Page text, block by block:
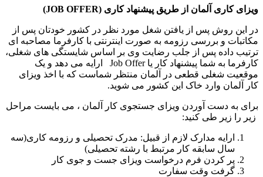
ویزای کاری آلمان از طریق پیشنهاد کاری (JOB OFFER)
در این روش پس از یافتن شغل مورد نظر در کشور خودتان پس از
مکاتبات و بررسی رزومه به صورت اینترنتی با کارفرما مصاحبه ای
ترتیب داده پس از جلب رضایت وی بر اساس شایستگی های شغلی،
کارفرما به شما پیشنهاد کار یا Job Offer ارایه می دهد و یک
موقعیت شغلی قطعی در آلمان منتظر شماست که با اخذ ویزای
کار آلمان وارد خاک این کشور می شوید.
برای به دست آوردن ویزای جستجوی کار آلمان ، می بایست مراحل
زیر را زیر طی کنید:
ارایه مدارک لازم از قبیل: مدرک تحصیلی و رزومه کاری(سه
سال سابقه کار مرتبط با رشته تحصیلی)
پر کردن فرم درخواست ویزای جست و جوی کار
گرفت وقت سفارت